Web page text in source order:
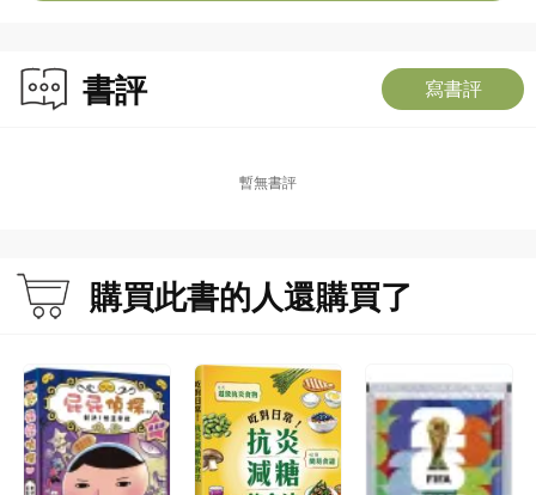
書評 寫書評
暫無書評
購買此書的人還購買了